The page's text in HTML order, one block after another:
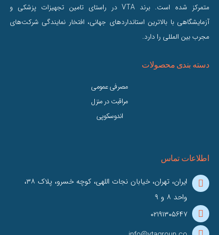
متمرکز شده است. برند VTA در راستای تامین تجهیزات پزشکی و
آزمایشگاهی با بالاترین استانداردهای جهانی، افتخار نمایندگی شرکت‌های
مجرب بین‌ المللی را دارد.
دسته بندی محصولات
مصرفی عمومی
مراقبت در منزل
اندوسکوپی
اطلاعات تماس
ایران، تهران، خیابان نجات اللهی، کوچه خسرو، پلاک ۳۸،
واحد ۸ و ۹
۰۲۱۹۱۳۰۵۶۴۷